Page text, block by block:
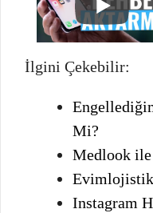
İlgini Çekebilir:
Mi?
Medlook
Instagram